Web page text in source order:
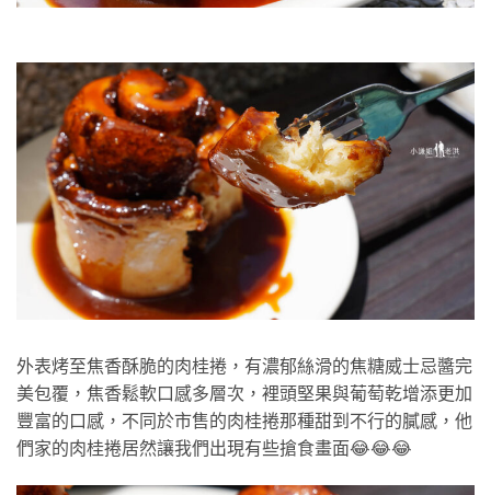
外表烤至焦香酥脆的肉桂捲，有濃郁絲滑的焦糖威士忌醬完
美包覆，焦香鬆軟口感多層次，裡頭堅果與葡萄乾增添更加
豐富的口感，不同於市售的肉桂捲那種甜到不行的膩感，他
們家的肉桂捲居然讓我們出現有些搶食畫面😂😂😂